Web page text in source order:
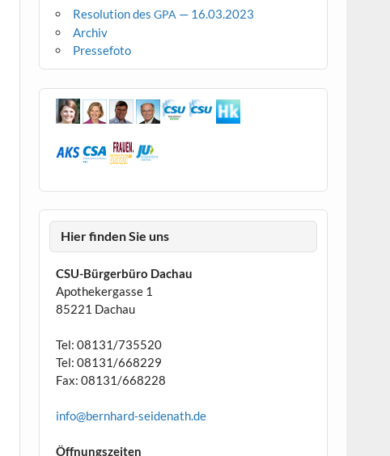
Resolution desGPA — 16.03.2023
Archiv
Pressefoto
Hier finden Sie uns
CSU-Bürgerbüro Dachau
Apothekergasse 1
85221 Dachau
Tel: 08131/735520
Tel: 08131/668229
Fax: 08131/668228
info@bernhard-seidenath.de
Öffnungszeiten